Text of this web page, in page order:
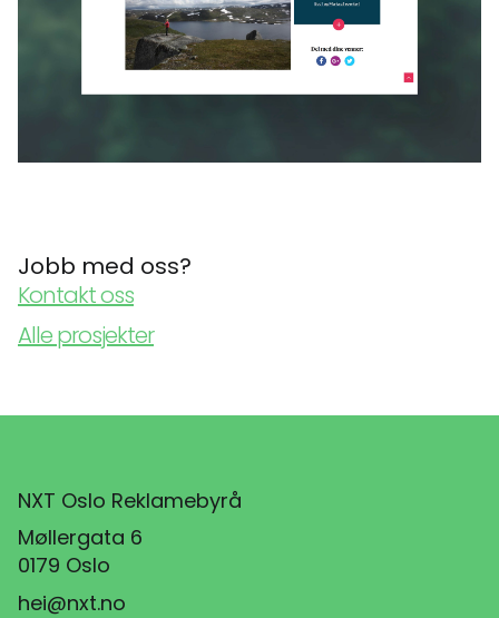
Jobb med oss?
Kontakt oss
Alle prosjekter
NXT Oslo Reklamebyrå
Møllergata 6
0179 Oslo
hei@nxt.no